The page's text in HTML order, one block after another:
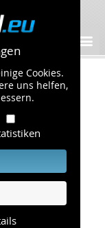
Cookies.
uns helfen,